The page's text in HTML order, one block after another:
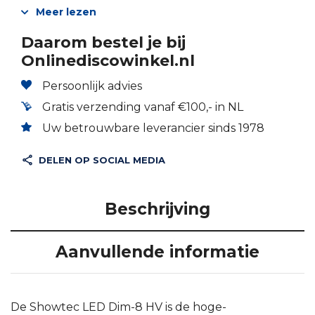
Meer lezen
Daarom bestel je bij
Onlinediscowinkel.nl
Persoonlijk advies
Gratis verzending vanaf €100,- in NL
Uw betrouwbare leverancier sinds 1978
DELEN OP SOCIAL MEDIA
Beschrijving
Aanvullende informatie
De Showtec LED Dim-8 HV is de hoge-